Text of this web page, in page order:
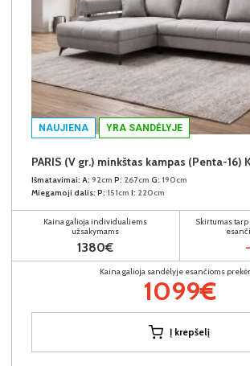
NAUJIENA YRA SANDĖLYJE
PARIS (V gr.) minkštas kampas (Penta-16)
Išmatavimai: A: 92cm P: 267cm G: 190cm
Miegamoji dalis: P: 151cm I: 220cm
Kaina galioja individualiems
užsakymams
1380€
Skirtumas
Kaina galioja sandėlyje esančioms
1099€
Į krepšelį